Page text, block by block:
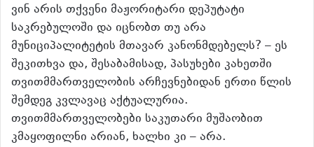
ვინ არის თქვენი მაჟორიტარი დეპუტატი
საკრებულოში და იცნობთ თუ არა
მუნიციპალიტეტის მთავარ კანონმდებელს? – ეს
შეკითხვა და, შესაბამისად, პასუხები კახეთში
თვითმმართველობის არჩევნებიდან ერთი წლის
შემდეგ კვლავაც აქტუალურია.
თვითმმართველობები საკუთარი მუშაობით
კმაყოფილნი არიან, ხალხი კი – არა.